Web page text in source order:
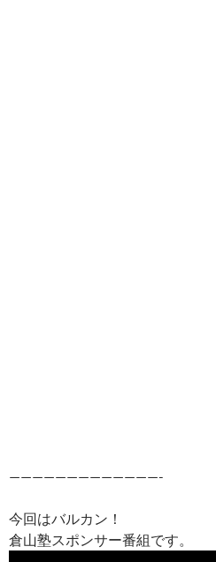
—————————————-
今回はバルカン！
倉山塾スポンサー番組です。